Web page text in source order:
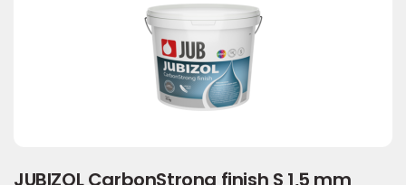
JUBIZOL CarbonStrong finish S 1,5 mm